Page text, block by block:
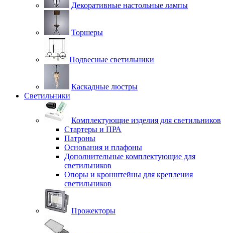
Декоративные настольные лампы
Торшеры
Подвесные светильники
Каскадные люстры
Светильники
Комплектующие изделия для светильников
Стартеры и ПРА
Патроны
Основания и плафоны
Дополнительные комплектующие для
светильников
Опоры и кронштейны для крепления
светильников
Прожекторы